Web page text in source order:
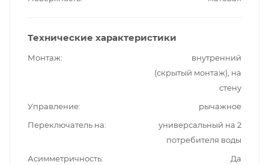
Технические характеристики
Монтаж
внутренний
(скрытый монтаж), на
стену
Управление
рычажное
Переключатель на
универсальный на 2
потребителя воды
Асимметричность
Да